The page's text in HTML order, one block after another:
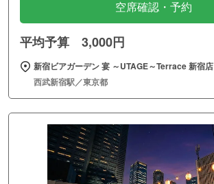
空席確認・予約
平均予算 3,000円
新宿ビアガーデン 宴 ～UTAGE～Terrace 新宿店
西武新宿駅／東京都